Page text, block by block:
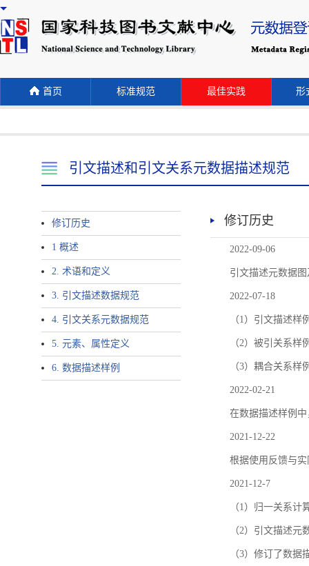
首页 标准规范 最佳实践 形
引文描述和引文关系元数据描述规范
修订历史
1 概述
2. 术语和定义
3. 引文描述数据规范
4. 引文关系元数据规范
5. 元素、属性定义
6. 数据描述样例
修订历史
2022-09-06
引文描述元数据
2022-07-18
（1）引文描述样
（2）被引关系
（3）耦合关系
2022-02-21
在数据描述样例
2021-12-22
根据使用反馈与
2021-12-7
（1）归一关系
（2）引文描述元
（3）修订了数据